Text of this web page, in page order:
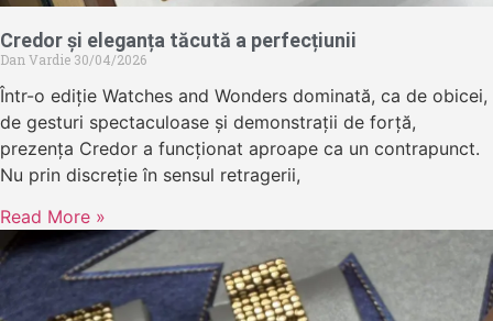
Credor și eleganța tăcută a perfecțiunii
Dan Vardie 30/04/2026
Într-o ediție Watches and Wonders dominată, ca de obicei,
de gesturi spectaculoase și demonstrații de forță,
prezența Credor a funcționat aproape ca un contrapunct.
Nu prin discreție în sensul retragerii,
Read More »